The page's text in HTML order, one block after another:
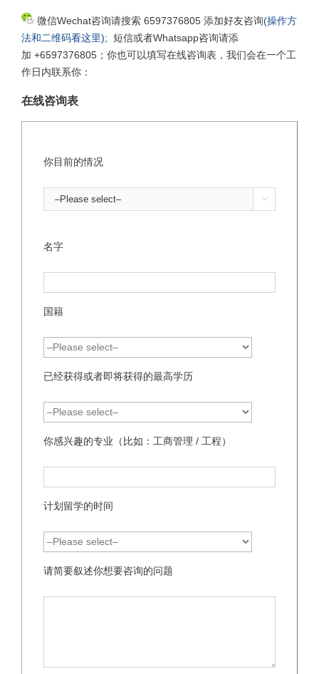
微信Wechat咨询请搜索 6597376805 添加好友咨询(操作方
法和二维码看这里); 短信或者Whatsapp咨询请添
加 +6597376805；你也可以填写在线咨询表，我们会在一个工
作日内联系你：
在线咨询表
你目前的情况

名字
国籍
已经获得或者即将获得的最高学历
你感兴趣的专业（比如：工商管理 / 工程）
计划留学的时间
请简要叙述你想要咨询的问题